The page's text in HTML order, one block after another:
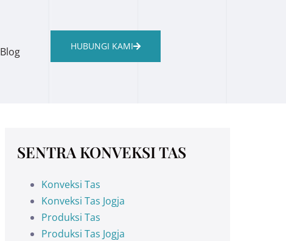
Blog HUBUNGI KAMI
SENTRA KONVEKSI TAS
Konveksi Tas
Konveksi Tas Jogja
Produksi Tas
Produksi Tas Jogja